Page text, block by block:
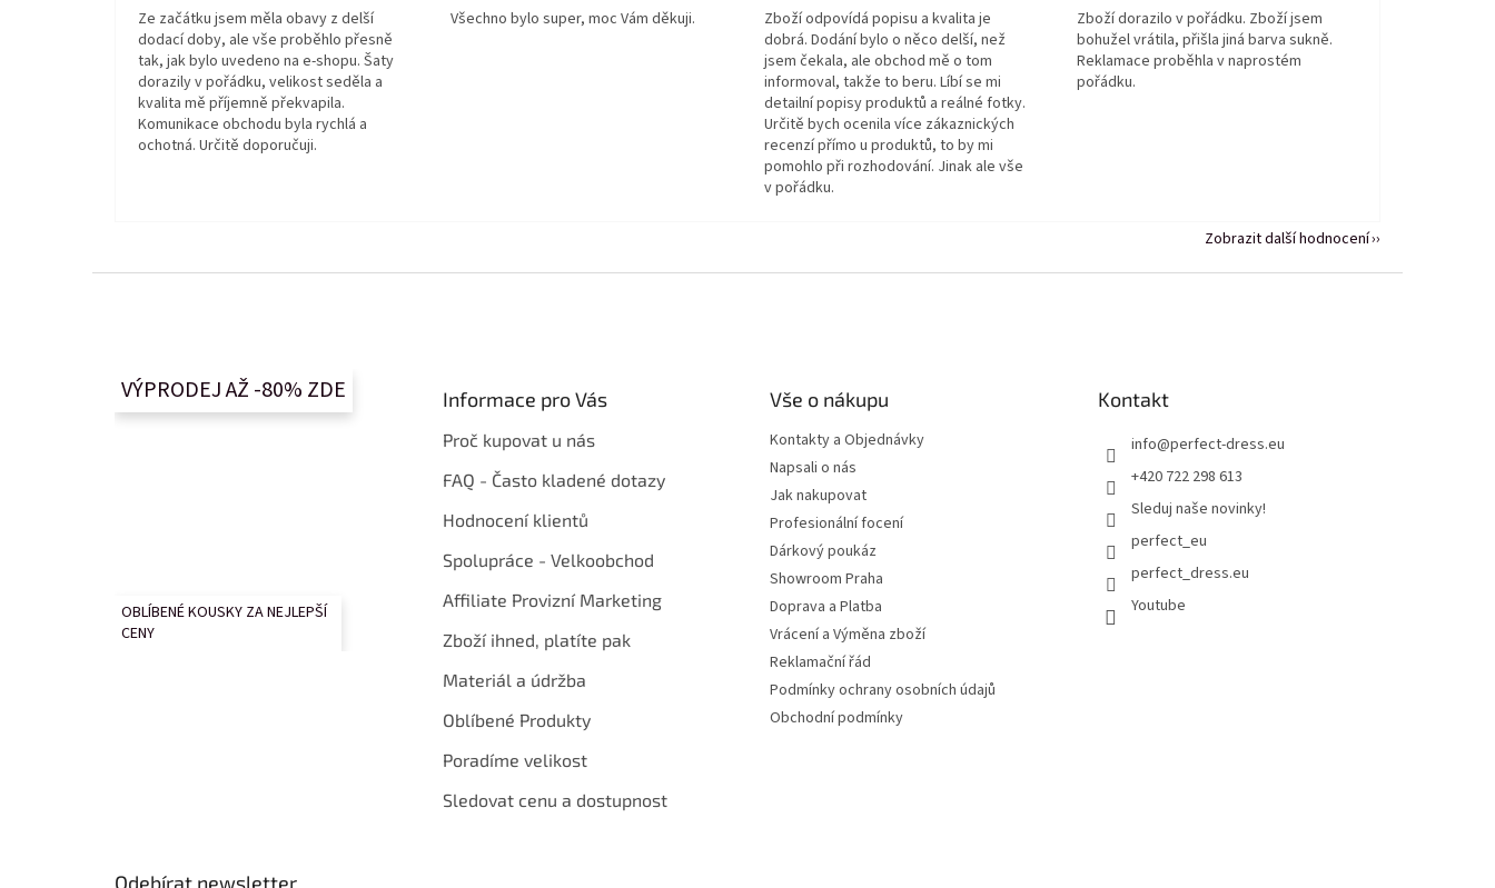
Ze začátku jsem měla obavy z delší
dodací doby, ale vše proběhlo přesně
tak, jak bylo uvedeno na e-shopu. Šaty
dorazily v pořádku, velikost seděla a
kvalita mě příjemně překvapila.
Komunikace obchodu byla rychlá a
ochotná. Určitě doporučuji.
Všechno bylo super, moc Vám děkuji.
Zboží odpovídá popisu a kvalita je
dobrá. Dodání bylo o něco delší, než
jsem čekala, ale obchod mě o tom
informoval, takže to beru. Líbí se mi
detailní popisy produktů a reálné fotky.
Určitě bych ocenila více zákaznických
recenzí přímo u produktů, to by mi
pomohlo při rozhodování. Jinak ale vše
v pořádku.
Zboží dorazilo v pořádku. Zboží jsem
bohužel vrátila, přišla jiná barva sukně.
Reklamace proběhla v naprostém
pořádku.
Zobrazit další hodnocení
VÝPRODEJ AŽ -80% ZDE
OBLÍBENÉ KOUSKY ZA NEJLEPŠÍ
CENY
Informace pro Vás
Proč kupovat u nás
FAQ - Často kladené dotazy
Hodnocení klientů
Spolupráce - Velkoobchod
Affiliate Provizní Marketing
Zboží ihned, platíte pak
Materiál a údržba
Oblíbené Produkty
Poradíme velikost
Sledovat cenu a dostupnost
Vše o nákupu
Kontakty a Objednávky
Napsali o nás
Jak nakupovat
Profesionální focení
Dárkový poukáz
Showroom Praha
Doprava a Platba
Vrácení a Výměna zboží
Reklamační řád
Podmínky ochrany osobních údajů
Obchodní podmínky
Kontakt
info@perfect-dress.eu
+420 722 298 613
Sleduj naše novinky!
perfect_eu
perfect_dress.eu
Youtube
Odebírat newsletter